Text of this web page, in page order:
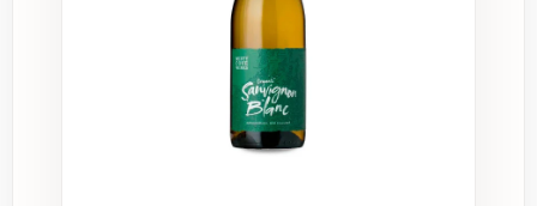
Rund und harmonisch im Abgang
Vielfältige Einsatzmöglichkeiten
Der Herència Altés Garnatxa Blanca 2025
eignet sich ideal für unterschiedlichste